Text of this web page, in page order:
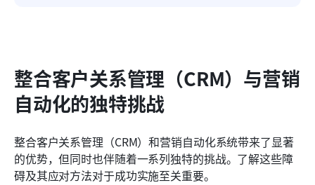
整合客户关系管理（CRM）与营销
自动化的独特挑战
整合客户关系管理（CRM）和营销自动化系统带来了显著
的优势，但同时也伴随着一系列独特的挑战。了解这些障
碍及其应对方法对于成功实施至关重要。